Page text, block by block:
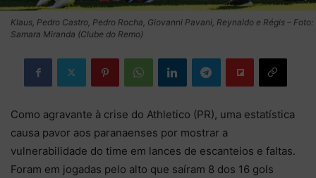
Klaus, Pedro Castro, Pedro Rocha, Giovanni Pavani, Reynaldo e Régis – Foto:
Samara Miranda (Clube do Remo)
Como agravante à crise do Athletico (PR), uma estatística
causa pavor aos paranaenses por mostrar a
vulnerabilidade do time em lances de escanteios e faltas.
Foram em jogadas pelo alto que saíram 8 dos 16 gols